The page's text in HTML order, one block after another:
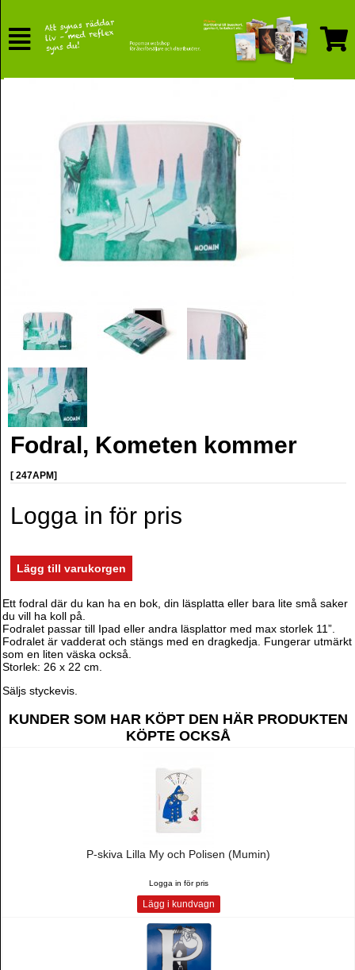
Fodral, Kometen kommer
[ 247APM]
Logga in för pris
Ett fodral där du kan ha en bok, din läsplatta eller bara lite små saker
du vill ha koll på.
Fodralet passar till Ipad eller andra läsplattor med max storlek 11”.
Fodralet är vadderat och stängs med en dragkedja. Fungerar utmärkt
som en liten väska också.
Storlek: 26 x 22 cm.
Säljs styckevis.
KUNDER SOM HAR KÖPT DEN HÄR PRODUKTEN
KÖPTE OCKSÅ
P-skiva Lilla My och Polisen (Mumin)
Logga in för pris
Lägg i kundvagn